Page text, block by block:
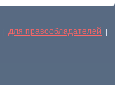
| для правообладателей |